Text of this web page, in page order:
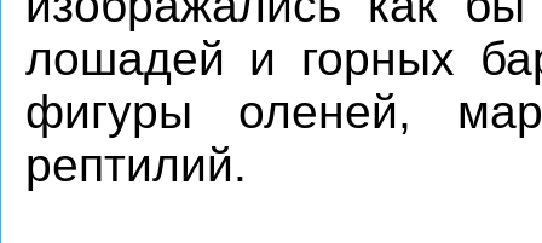
лошадей и горных
фигуры оленей,
рептилий.